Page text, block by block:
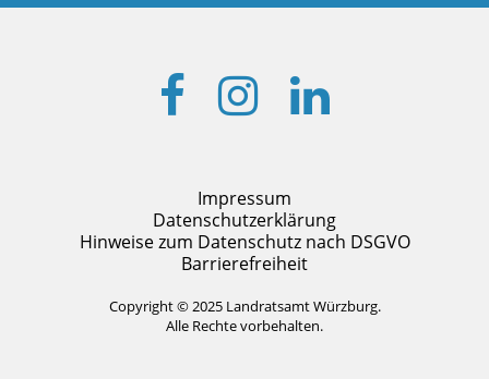
Impressum
Datenschutzerklärung
Hinweise zum Datenschutz nach DSGVO
Barrierefreiheit
Copyright © 2025 Landratsamt Würzburg.
Alle Rechte vorbehalten.